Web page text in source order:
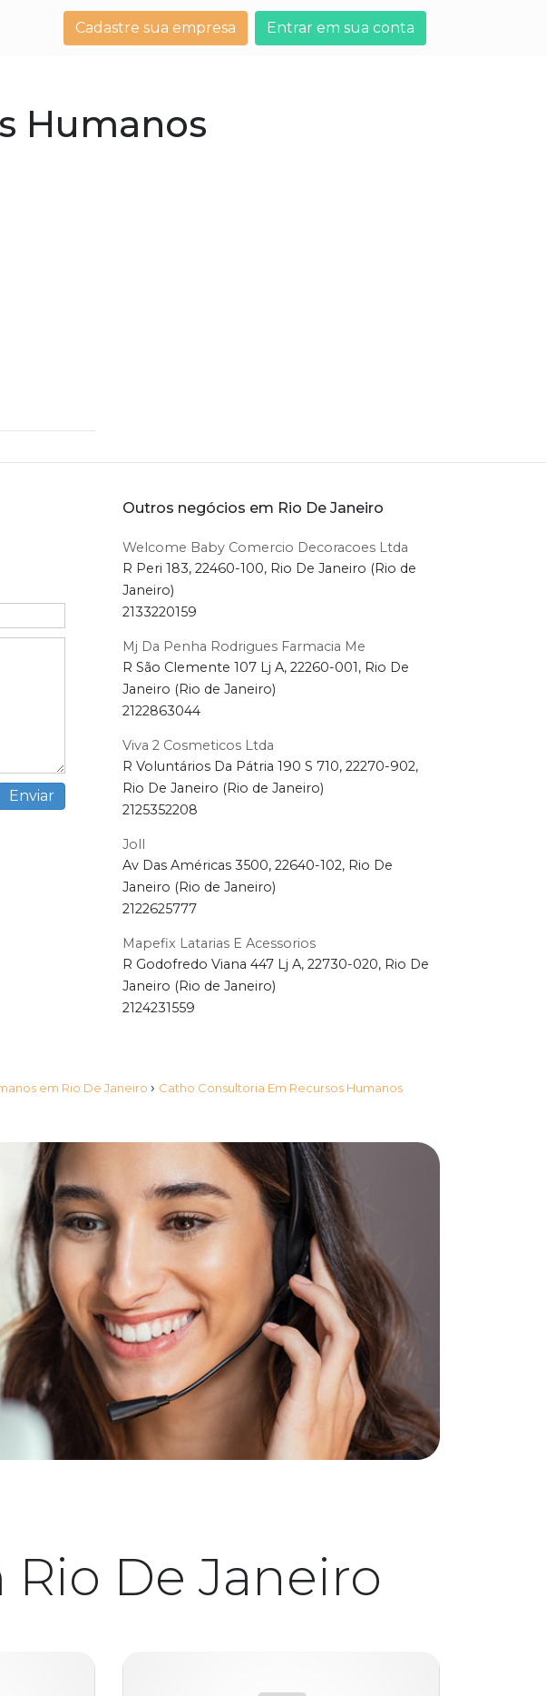
Cadastre sua empresa Entrar em sua conta
Humanos
Outros negócios em Rio De Janeiro
Welcome Baby Comercio Decoracoes Ltda
R Peri 183, 22460-100, Rio De Janeiro (Rio de
Janeiro)
2133220159
Mj Da Penha Rodrigues Farmacia Me
R São Clemente 107 Lj A, 22260-001, Rio De
Janeiro (Rio de Janeiro)
2122863044
Viva 2 Cosmeticos Ltda
R Voluntários Da Pátria 190 S 710, 22270-902,
Rio De Janeiro (Rio de Janeiro)
2125352208
Joll
Av Das Américas 3500, 22640-102, Rio De
Janeiro (Rio de Janeiro)
2122625777
Mapefix Latarias E Acessorios
R Godofredo Viana 447 Lj A, 22730-020, Rio De
Janeiro (Rio de Janeiro)
2124231559
em Rio De Janeiro › Catho Consultoria Em Recursos Humanos
De Janeiro